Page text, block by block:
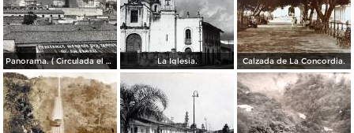
Panorama. ( Circulada el 3 de Noviembre de 1929 ). La Iglesia. Calzada de La Concordia.